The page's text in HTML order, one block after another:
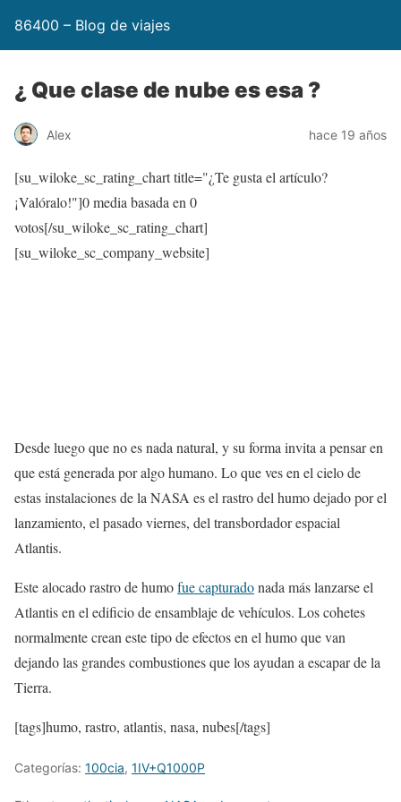
86400 – Blog de viajes
¿ Que clase de nube es esa ?
Alex hace 19 años
[su_wiloke_sc_rating_chart title="¿Te gusta el artículo?
¡Valóralo!"]0media basada en 0
votos[/su_wiloke_sc_rating_chart]
[su_wiloke_sc_company_website]
Desde luego que no es nada natural, y su forma invita a pensar en
que está generada por algo humano. Lo que ves en el cielo de
estas instalaciones de la NASA es el rastro del humo dejado por el
lanzamiento, el pasado viernes, del transbordador espacial
Atlantis.
Este alocado rastro de humofue capturadonada más lanzarse el
Atlantis en el edificio de ensamblaje de vehículos. Los cohetes
normalmente crean este tipo de efectos en el humo que van
dejando las grandes combustiones que los ayudan a escapar de la
Tierra.
[tags]humo, rastro, atlantis, nasa, nubes[/tags]
Categorías: 100cia, 1IV+Q1000P